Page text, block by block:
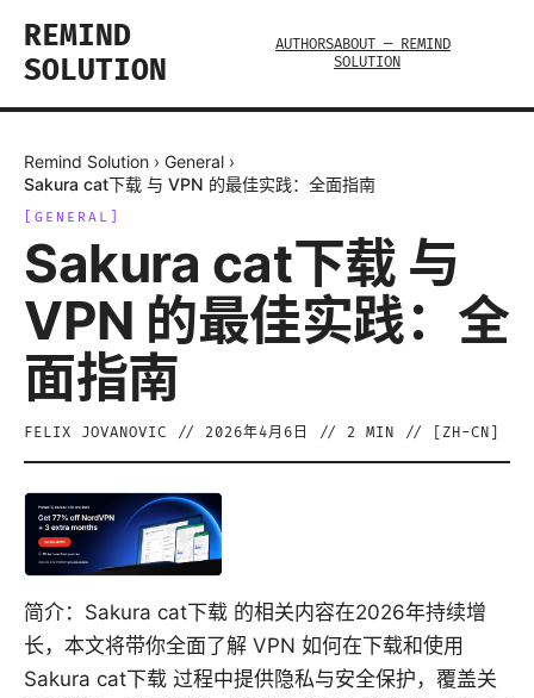
REMIND
SOLUTION
AUTHORSABOUT — REMIND
SOLUTION
Remind Solution › General ›
Sakura cat下载 与 VPN 的最佳实践：全面指南
GENERAL
Sakura cat下载 与
VPN 的最佳实践：全
面指南
FELIX JOVANOVIC // 2026年4月6日 // 2 MIN // [ ZH-CN
简介：Sakura cat下载 的相关内容在2026年持续增
长，本文将带你全面了解 VPN 如何在下载和使用
Sakura cat下载 过程中提供隐私与安全保护，覆盖关